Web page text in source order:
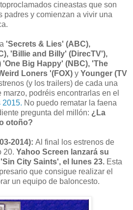
cineastas que son
padres y comienzan a vivir una
'Secrets & Lies' (ABC),
'Billie and Billy' (DirecTV'),
Big Happy' (NBC), 'The
Loners '(FOX) y Younger (TV
(y los trailers) de cada una
podréis encontrarlas en el
2015. No puedo rematar la faena
pregunta del millón: ¿La
otoño?
2014): Al final los estrenos de
20. Yahoo Screen lanzará su
City Saints', el lunes 23. Esta
que consigue realizar el
un equipo de baloncesto.